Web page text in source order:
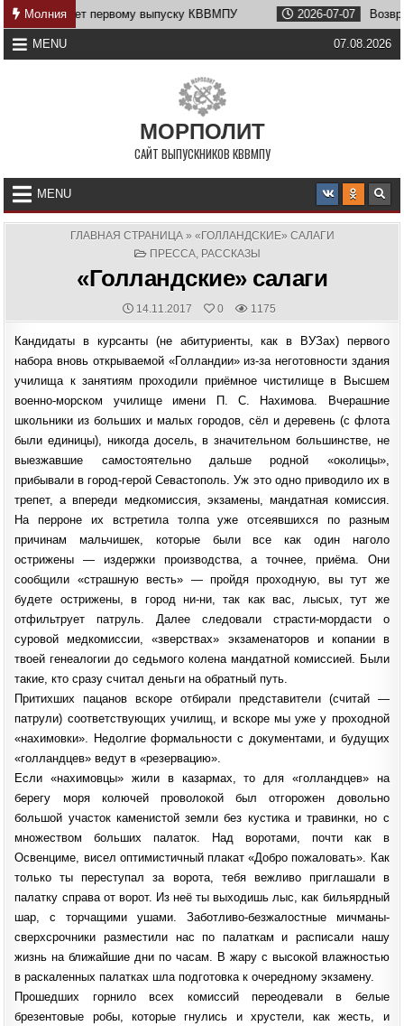
Skip
to
content
Молния
лет первому выпуску КВВМПУ 2026-07-07 Возвращение
MENU 07.08.2026
МОРПОЛИТ
САЙТ ВЫПУСКНИКОВ КВВМПУ
MENU
ГЛАВНАЯ СТРАНИЦА» «ГОЛЛАНДСКИЕ» САЛАГИ
POSTED
ПРЕССА, РАССКАЗЫ
«Голландские» салаги
PUBLISHED
DATE:
14.11.2017 0 1175
Кандидаты в курсанты (не абитуриенты, как в ВУЗах) первого
набора вновь открываемой «Голландии» из-за неготовности здания
училища к занятиям проходили приёмное чистилище в Высшем
военно-морском училище имени П. С. Нахимова. Вчерашние
школьники из больших и малых городов, сёл и деревень (с флота
были единицы), никогда досель, в значительном большинстве, не
выезжавшие самостоятельно дальше родной «околицы»,
прибывали в город-герой Севастополь. Уж это одно приводило их в
трепет, а впереди медкомиссия, экзамены, мандатная комиссия.
На перроне их встретила толпа уже отсеявшихся по разным
причинам мальчишек, которые были все как один наголо
острижены — издержки производства, а точнее, приёма. Они
сообщили «страшную весть» — пройдя проходную, вы тут же
будете острижены, в город ни-ни, так как вас, лысых, тут же
отфильтрует патруль. Далее следовали страсти-мордасти о
суровой медкомиссии, «зверствах» экзаменаторов и копании в
твоей генеалогии до седьмого колена мандатной комиссией. Были
такие, кто сразу считал деньги на обратный путь.
Притихших пацанов вскоре отбирали представители (считай —
патрули) соответствующих училищ, и вскоре мы уже у проходной
«нахимовки». Недолгие формальности с документами, и будущих
«голландцев» ведут в «резервацию».
Если «нахимовцы» жили в казармах, то для «голландцев» на
берегу моря колючей проволокой был отгорожен довольно
большой участок каменистой земли без кустика и травинки, но с
множеством больших палаток. Над воротами, почти как в
Освенциме, висел оптимистичный плакат «Добро пожаловать». Как
только ты переступал за ворота, тебя вежливо приглашали в
палатку справа от ворот. Из неё ты выходишь лыс, как бильярдный
шар, с торчащими ушами. Заботливо-безжалостные мичманы-
сверхсрочники разместили нас по палаткам и расписали нашу
жизнь на ближайшие дни по часам. В жару с высокой влажностью
в раскаленных палатках шла подготовка к очередному экзамену.
Прошедших горнило всех комиссий переодевали в белые
брезентовые робы, которые гнулись и хрустели, как жесть, и